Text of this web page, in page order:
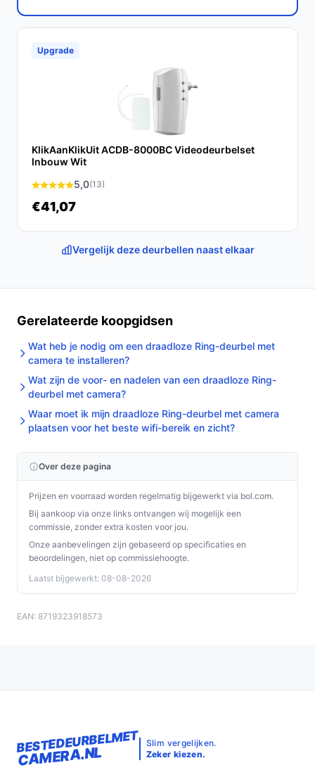
bestedeurbelmetcamera.nl. Kies bewust wat perfect
Upgrade
KlikAanKlikUit ACDB-8000BC Videodeurbelset
Inbouw Wit
5,0(13)
€41,07
Vergelijk deze deurbellen naast elkaar
Gerelateerde koopgidsen
Wat heb je nodig om een draadloze Ring-deurbel met
camera te installeren?
Wat zijn de voor- en nadelen van een draadloze Ring-
deurbel met camera?
Waar moet ik mijn draadloze Ring-deurbel met camera
plaatsen voor het beste wifi-bereik en zicht?
Over deze pagina
Prijzen en voorraad worden regelmatig bijgewerkt via bol.com.
Bij aankoop via onze links ontvangen wij mogelijk een
commissie, zonder extra kosten voor jou.
Onze aanbevelingen zijn gebaseerd op specificaties en
beoordelingen, niet op commissiehoogte.
Laatst bijgewerkt: 08-08-2026
EAN: 8719323918573
BESTEDEURBELMET
CAMERA.NL
Slim vergelijken.
Zeker kiezen.